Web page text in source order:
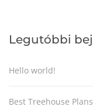
Legutóbbi
Hello world!
Best Treehouse Plans